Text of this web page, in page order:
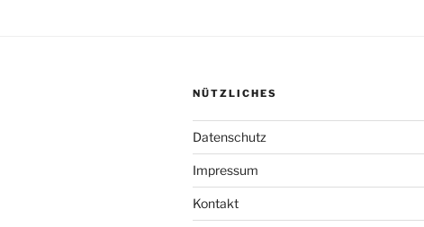
NÜTZLICHES
Datenschutz
Impressum
Kontakt